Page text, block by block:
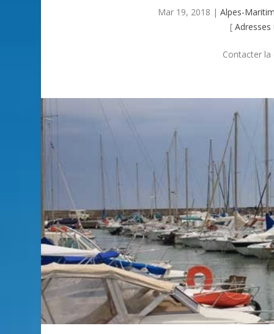
Mar 19, 2018 | Alpes-
[ Adresses
Contacter